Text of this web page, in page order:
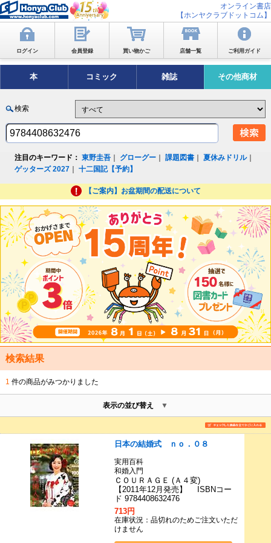
オンライン書店
【ホンヤクラブドットコム】
ログイン 会員登録 買い物かご 店舗一覧 ご利用ガイド
本 コミック 雑誌 その他商材
検索
注目のキーワード： 東野圭吾 グローグー ｜課題図書 ｜夏休みドリル｜
ゲッターズ 2027 ｜十二国記【予約】
【ご案内】お盆期間の配送について
検索結果
1 件の商品がみつかりました
表示の並び替え
日本の結婚式 ｎｏ．０８
実用百科
和婚入門
ＣＯＵＲＡＧＥ (Ａ４変)
【2011年12月発売】 ISBNコー
ド 9784408632476
713円
在庫状況：品切れのためご注文いただ
けません